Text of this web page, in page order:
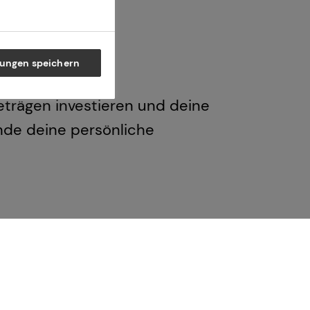
investieren und deine
deine persönliche
speichern